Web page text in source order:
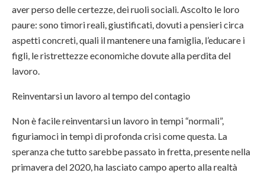
aver perso delle certezze, dei ruoli sociali. Ascolto le loro
paure: sono timori reali, giustificati, dovuti a pensieri circa
aspetti concreti, quali il mantenere una famiglia, l’educare i
figli, le ristrettezze economiche dovute alla perdita del
lavoro.
Reinventarsi un lavoro al tempo del contagio
Non è facile reinventarsi un lavoro in tempi “normali”,
figuriamoci in tempi di profonda crisi come questa. La
speranza che tutto sarebbe passato in fretta, presente nella
primavera del 2020, ha lasciato campo aperto alla realtà